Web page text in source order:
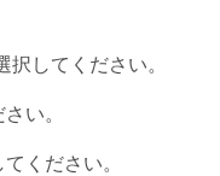
してください。
い。
ください。